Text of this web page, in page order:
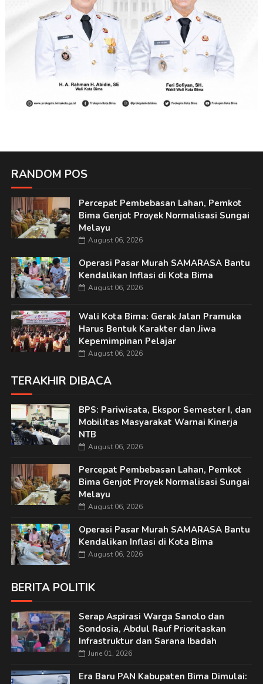
RANDOM POS
Percepat Pembebasan Lahan, Pemkot
Bima Genjot Proyek Normalisasi Sungai
Melayu
August 06, 2026
Operasi Pasar Murah SAMARASA Bantu
Kendalikan Inflasi di Kota Bima
August 06, 2026
Wali Kota Bima: Gerak Jalan Pramuka
Harus Bentuk Karakter dan Jiwa
Kepemimpinan Pelajar
August 06, 2026
TERAKHIR DIBACA
BPS: Pariwisata, Ekspor Semester I, dan
Mobilitas Masyarakat Warnai Kinerja
NTB
August 06, 2026
Percepat Pembebasan Lahan, Pemkot
Bima Genjot Proyek Normalisasi Sungai
Melayu
August 06, 2026
Operasi Pasar Murah SAMARASA Bantu
Kendalikan Inflasi di Kota Bima
August 06, 2026
BERITA POLITIK
Serap Aspirasi Warga Sanolo dan
Sondosia, Abdul Rauf Prioritaskan
Infrastruktur dan Sarana Ibadah
June 01, 2026
Era Baru PAN Kabupaten Bima Dimulai: